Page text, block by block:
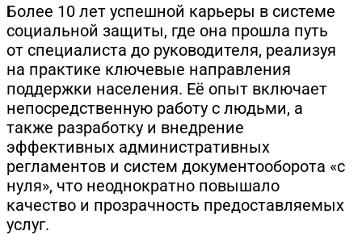
Более 10 лет успешной карьеры в системе
социальной защиты, где она прошла путь
от специалиста до руководителя, реализуя
на практике ключевые направления
поддержки населения. Её опыт включает
непосредственную работу с людьми, а
также разработку и внедрение
эффективных административных
регламентов и систем документооборота «с
нуля», что неоднократно повышало
качество и прозрачность предоставляемых
услуг.